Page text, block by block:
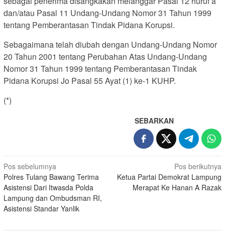
dan/atau Pasal 11 Undang-Undang Nomor 31 Tahun 1999
tentang Pemberantasan Tindak Pidana Korupsi.
Sebagaimana telah diubah dengan Undang-Undang Nomor
20 Tahun 2001 tentang Perubahan Atas Undang-Undang
Nomor 31 Tahun 1999 tentang Pemberantasan Tindak
Pidana Korupsi Jo Pasal 55 Ayat (1) ke-1 KUHP.
(*)
SEBARKAN
Navigasi
pos
Pos sebelumnya
Polres Tulang Bawang Terima
Asistensi Dari Itwasda Polda
Lampung dan Ombudsman RI,
Asistensi Standar Yanlik
Pos berikutnya
Ketua Partai Demokrat Lampung
Merapat Ke Hanan A Razak